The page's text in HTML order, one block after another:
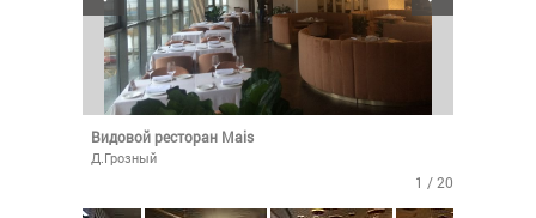
Видовой ресторан Mais
Д.Грозный
1 / 20